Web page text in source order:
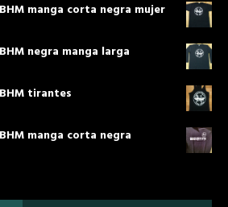
manga corta negra mujer
negra manga larga
tirantes
manga corta negra